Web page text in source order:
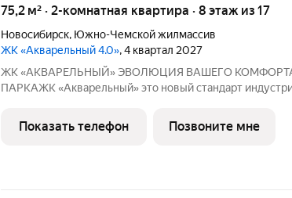
75,2 м² · 2-комнатная квартира · 8 этаж из 17
Новосибирск, Южно-Чемской жилмассив
ЖК «Акварельный 4.0», 4 квартал 2027
ЖК «АКВАРЕЛЬНЫЙ» ЭВОЛЮЦИЯ ВАШЕГО КОМФОРТА У
ПАРКАЖК «Акварельный» это новый стандарт индустриального
точность конструкций, современную архитектуру и
расположение в экологически чистой
Показать телефон Позвоните мне